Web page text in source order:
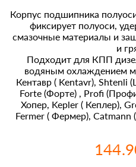
Корпус подшипника
фиксирует полуоси,
смазочные материалы и
и
Подходит для КПП
водяным охлаждением
Кентавр ( Kentavr), Shtenli
Forte (Форте) , Profi
Хопер, Kepler ( Кеплер),
Fermer ( Фермер),